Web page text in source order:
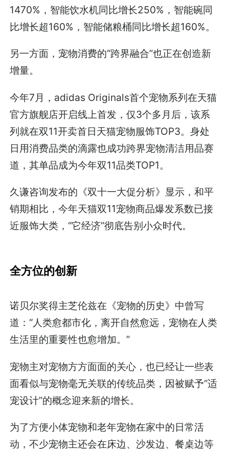
1470%，智能饮水机同比增长250%，智能碗同
比增长超160%，智能储粮桶同比增长超160%。
另一方面，宠物消费的“跨界融合”也正在创造新
增量。
今年7月，adidas Originals首个宠物系列在天猫
官方旗舰店开启线上首发，仅3个多月后，该系
列就在双11开卖首日天猫宠物服饰TOP3。身处
日用消费品类的滴露也成功跨界宠物清洁用品赛
道，其单品成为今年双11品类TOP1。
久谦咨询发布的《双十一大促分析》显示，和平
销期相比，今年天猫双11宠物商品爆发系数已接
近服饰大类，“它经济”彻底告别小众时代。
全方位的创新
诺贝尔奖得主芝伦兹在《宠物的历史》中曾写
道：“人类愈都市化，离开自然愈远，宠物在人类
生活里的重要性也愈增加。”
宠物主对宠物方方面面的关心，也已经让一些表
面看似与宠物毫无关联的传统品类，因被赋予“适
宠设计”的概念迎来新的增长。
为了方便小体宠物和老年宠物在家中的日常活
动，不少宠物主还会在床边、沙发边、餐桌边等